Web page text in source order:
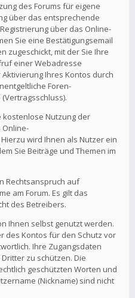
des Forums für eigene
über das entsprechende
über das Online-
Sie eine Bestätigungsemail
zugeschickt, mit der Sie Ihre
einer Webadresse
Ihres Kontos durch
Foren-
Nutzung der
Online-
wird Ihnen als Nutzer ein
Sie Beiträge und Themen im
Rechtsanspruch auf
am Forum. Es gilt das
des Betreibers.
Ihnen selbst genutzt werden.
des Kontos für den Schutz vor
Ihre Zugangsdaten
zu schützen. Die
geschützten Worten und
(Nickname) sind nicht